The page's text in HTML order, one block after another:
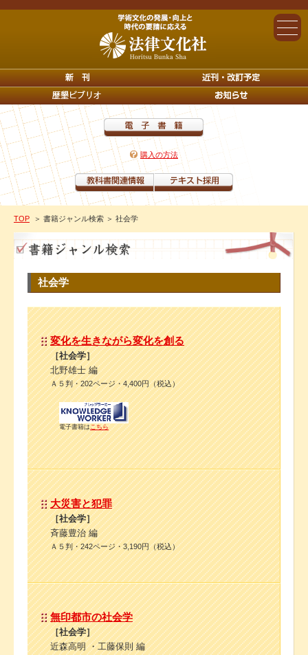
購入の方法
TOP ＞ 書籍ジャンル検索 ＞ 社会学
社会学
変化を生きながら変化を創る
［社会学］
北野雄士 編
Ａ５判・202ページ・4,400円（税込）
電子書籍は こちら
大災害と犯罪
［社会学］
斉藤豊治 編
Ａ５判・242ページ・3,190円（税込）
無印都市の社会学
［社会学］
近森高明 ・工藤保則 編